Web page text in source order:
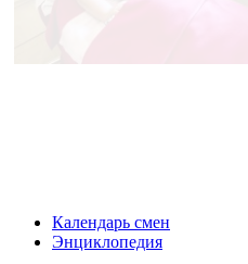
Календарь смен
Энциклопедия